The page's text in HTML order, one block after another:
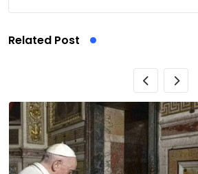
Related Post